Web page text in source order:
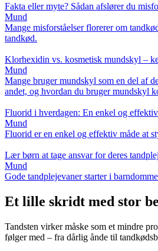
Fakta eller myte? Sådan afslører du
Mund
Mange misforståelser florerer om
tandkød.
Klorhexidin vs. kosmetisk mundskyl –
Mund
Mange bruger mundskyl som en del af
andet, og hvordan du bruger mundskyl
Fluorid i hverdagen: En enkel og
Mund
Fluorid er en enkel og effektiv måde at
Lær børn at tage ansvar for deres
Mund
Gode tandplejevaner starter i
Et lille skridt med stor
Tandsten virker måske som et mindre
følger med – fra dårlig ånde til